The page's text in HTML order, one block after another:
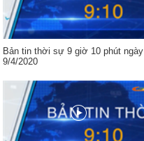
Bản tin thời sự 9 giờ 10 phút ngày
9/4/2020